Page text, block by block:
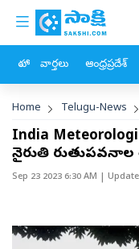
Skip to main content
custom menu
హోం వార్తలు ఆంధ్రప్రదేశ్
Breadcrumb
Home Telugu-News
India
నైరుతి
Sep 23 2023 6:30 AM |